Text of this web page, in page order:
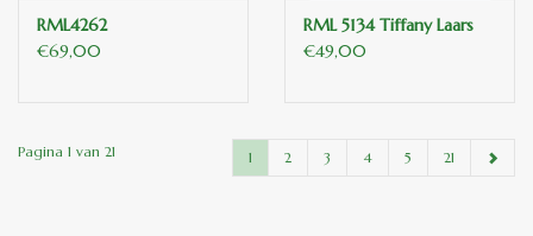
RML4262
€69,00
RML 5134 Tiffany Laars
€49,00
Pagina 1 van 21 1 2 3 4 5 21